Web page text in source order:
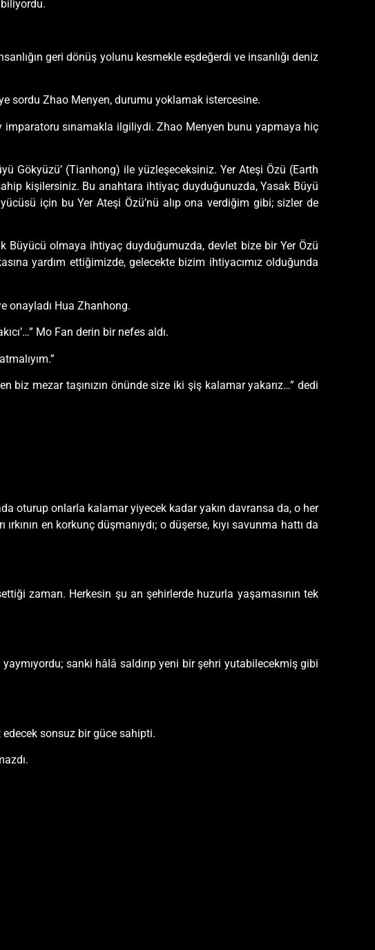
geri dönüş yolunu kesmekle eşdeğerdi ve insanlığı deniz
sordu Zhao Menyen, durumu yoklamak istercesine.
imparatoru sınamakla ilgiliydi. Zhao Menyen bunu yapmaya hiç
Gökyüzü’ (Tianhong) ile yüzleşeceksiniz. Yer Ateşi Özü (Earth
kişilersiniz. Bu anahtara ihtiyaç duyduğunuzda, Yasak Büyü
için bu Yer Ateşi Özü’nü alıp ona verdiğim gibi; sizler de
Büyücü olmaya ihtiyaç duyduğumuzda, devlet bize bir Yer Özü
yardım ettiğimizde, gelecekte bizim ihtiyacımız olduğunda
onayladı Hua Zhanhong.
Mo Fan derin bir nefes aldı.
biz mezar taşınızın önünde size iki şiş kalamar yakarız…” dedi
oturup onlarla kalamar yiyecek kadar yakın davransa da, o her
en korkunç düşmanıydı; o düşerse, kıyı savunma hattı da
zaman. Herkesin şu an şehirlerde huzurla yaşamasının tek
sanki hâlâ saldırıp yeni bir şehri yutabilecekmiş gibi
edecek sonsuz bir güce sahipti.